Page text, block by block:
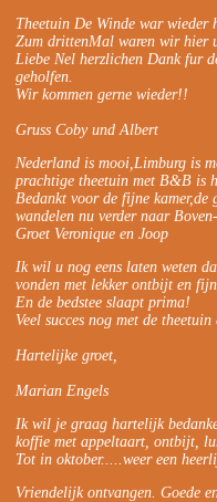
Theetuin De Winde war wieder
Zum drittenMal waren wir hier
Liebe Nel herzlichen Dank fur
geholfen.
Wir kommen gerne wieder!!
Gruss Coby und Albert
Nederland is mooi,Limburg is
prachtige theetuin met B&B is
Bedankt voor de fijne kamer,de
wandelen nu verder naar
Groet Veronique en Joop
Ik wil u nog eens laten weten
vonden met lekker ontbijt en
En de bedstee slaapt prima!
Veel succes nog met de
Hartelijke groet,
Marian Engels
Ik wil je graag hartelijk
koffie met appeltaart, ontbijt,
Tot in oktober.....weer een
Vriendelijk ontvangen. Goede